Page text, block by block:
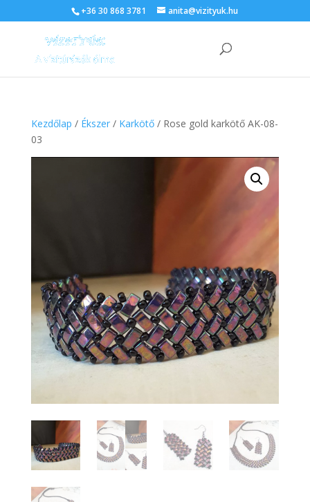
+36 30 868 3781 anita@vizityuk.hu
Kezdőlap / Ékszer/ Karkötő/ Rose gold karkötő AK-08-
03